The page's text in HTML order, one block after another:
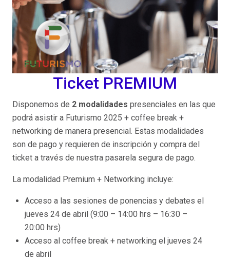
Ticket PREMIUM
Disponemos de 2 modalidades presenciales en las que
podrá asistir a Futurismo 2025 + coffee break +
networking de manera presencial. Estas modalidades
son de pago y requieren de inscripción y compra del
ticket a través de nuestra pasarela segura de pago.
La modalidad Premium + Networking incluye:
Acceso a las sesiones de ponencias y debates el
jueves 24 de abril (9:00 – 14:00 hrs – 16:30 –
20:00 hrs)
Acceso al coffee break + networking el jueves 24
de abril